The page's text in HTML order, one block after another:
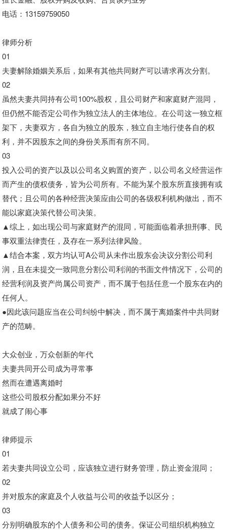
电话：13159759050
律师分析
01
夫妻解除婚姻关系后，如果有其他共同财产可以请求再次分割。
02
虽然夫妻共同持有公司100%股权，且公司财产和家庭财产混同，
但仍然不能否定公司作为独立法人的主体地位。在公司这一独立框
架下，夫妻双方，各自为独立的股东，独立自主地行使各自的权
利，并不因股东之间的身份关系而有所不同。
03
投入公司的资产以及以公司名义购置的资产，以公司名义经营运作
而产生的债权债务，皆为公司所有。不能为某个股东所直接拥有或
替代；且公司的各种经营决策应由公司的各级权利机构做出，而不
能以家庭决策代替公司决策。
▲综上，如出现公司与家庭财产的混同，可能面临着承担刑事、民
事双重法律责任，及存在一系列法律风险。
▲结合本案，双方均认可A公司从未作出股东会决议分割公司利
润，且在未提交一致同意分割公司利润的书面文件情况下，公司的
经营利润及资产尚属公司资产，而不属于包括任意一个股东在内的
任何人。
●因此该问题应当在公司纠纷中解决，而不属于离婚案件中共同财
产的范畴。
大众创业，万众创新的年代
夫妻共同开公司成为寻常事
然而在遭遇离婚时
这些公司股权分配如果分不好
就成了闹心事
律师提示
01
若夫妻共同设立公司，应该独立进行财务管理，防止资金混同；
02
并对股东的家庭及个人收益与公司的收益予以区分；
03
分别明确股东的个人债务和公司的债务。保证公司组织机构独立